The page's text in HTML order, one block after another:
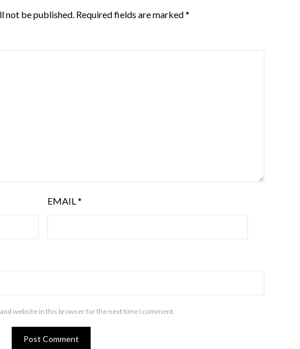
not be published. Required fields are marked*
EMAIL*
website in this browser for the next time I comment.